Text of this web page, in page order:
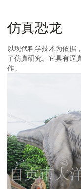
仿真恐龙
以现代科学技术为依据
了仿真研究。它具有逼
作。